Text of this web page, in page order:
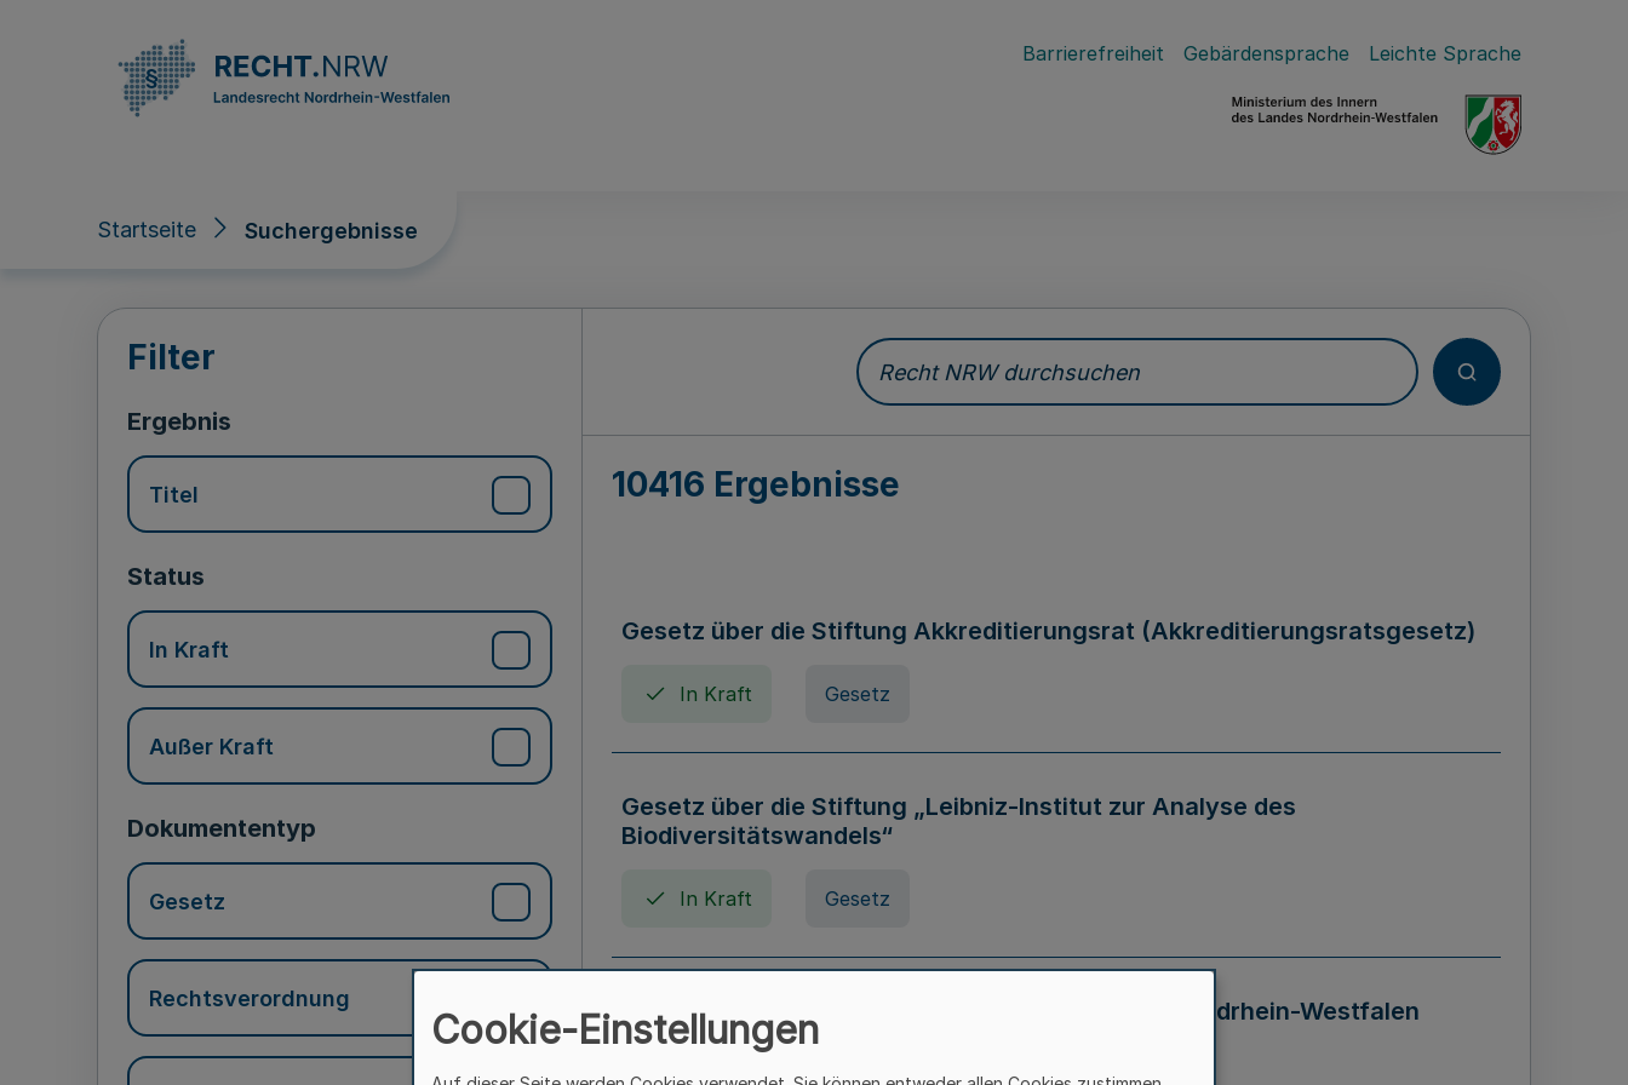
Barrierefreiheit Gebärdensprache Leichte Sprache
Startseite Suchergebnisse
Suchergebnisse
Filter
Ergebnis
Titel
Status
In Kraft
Außer Kraft
Dokumententyp
Gesetz
Rechtsverordnung
Recht NRW durchsuchen
10416 Ergebnisse
Gesetz über die Stiftung Akkreditierungsrat (Akkreditierungsratsgesetz)
In Kraft Gesetz
Gesetz über die Stiftung „Leibniz-Institut zur Analyse des
Biodiversitätswandels“
In Kraft Gesetz
Gesetz über die Kunsthochschulen des Landes Nordrhein-Westfalen
(Kunsthochschulgesetz - KunstHG)
Cookie-Einstellungen